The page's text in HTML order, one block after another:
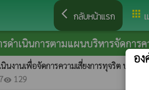
arrow_back_ios กลับหน้าแรก apps
ดำเนินการตามแผนบริหารจัดการ
นินงานเพื่อจัดการความเสี่ยงการทุจริต ประ
visibility 129
อ